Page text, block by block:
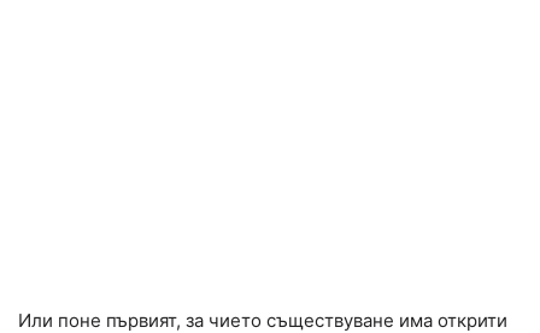
Или поне първият, за чието съществуване има открити